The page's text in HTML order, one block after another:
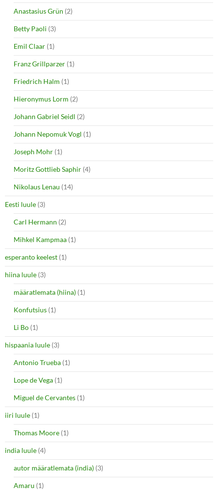
) w
)
Anastasius Grün (2)
Betty Paoli (3)
Emil Claar (1)
Franz Grillparzer (1)
Friedrich Halm (1)
Hieronymus Lorm (2)
Johann Gabriel Seidl (2)
Johann Nepomuk Vogl (1)
Joseph Mohr (1)
Moritz Gottlieb Saphir (4)
Nikolaus Lenau (14)
Eesti luule (3)
Carl Hermann (2)
Mihkel Kampmaa (1)
esperanto keelest (1)
hiina luule (3)
määratlemata (hiina) (1)
Konfutsius (1)
Li Bo (1)
hispaania luule (3)
Antonio Trueba (1)
Lope de Vega (1)
Miguel de Cervantes (1)
iiri luule (1)
Thomas Moore (1)
india luule (4)
autor määratlemata (india) (3)
Amaru (1)